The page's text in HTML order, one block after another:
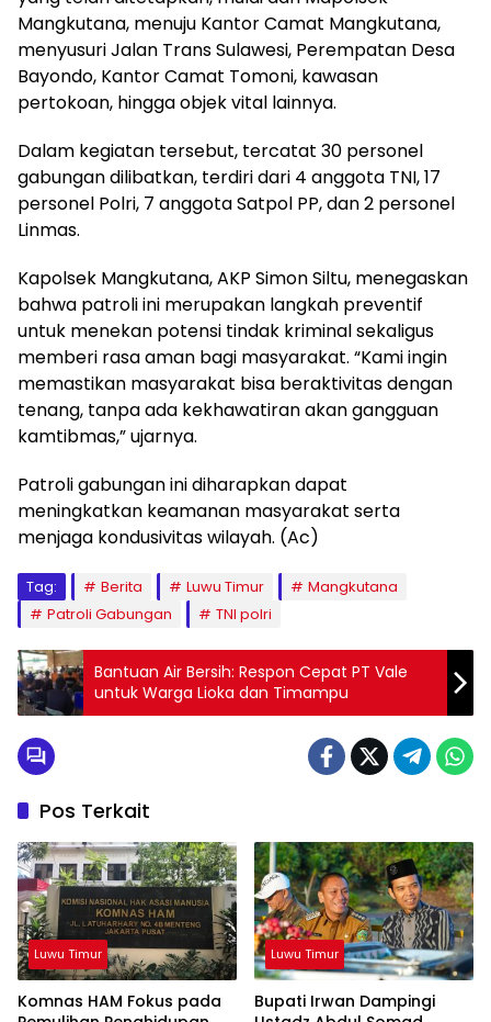
Mangkutana, menuju Kantor Camat Mangkutana,
menyusuri Jalan Trans Sulawesi, Perempatan Desa
Bayondo, Kantor Camat Tomoni, kawasan
pertokoan, hingga objek vital lainnya.
Dalam kegiatan tersebut, tercatat 30 personel
gabungan dilibatkan, terdiri dari 4 anggota TNI, 17
personel Polri, 7 anggota Satpol PP, dan 2 personel
Linmas.
Kapolsek Mangkutana, AKP Simon Siltu, menegaskan
bahwa patroli ini merupakan langkah preventif
untuk menekan potensi tindak kriminal sekaligus
memberi rasa aman bagi masyarakat. “Kami ingin
memastikan masyarakat bisa beraktivitas dengan
tenang, tanpa ada kekhawatiran akan gangguan
kamtibmas,” ujarnya.
Patroli gabungan ini diharapkan dapat
meningkatkan keamanan masyarakat serta
menjaga kondusivitas wilayah. (Ac)
Tag: Berita Luwu Timur
Mangkutana
Patroli Gabungan
TNI polri
Bantuan Air Bersih: Respon Cepat PT Vale
untuk Warga Lioka dan Timampu
Pos Terkait
Luwu Timur
Komnas HAM Fokus pada
Luwu Timur
Bupati Irwan Dampingi